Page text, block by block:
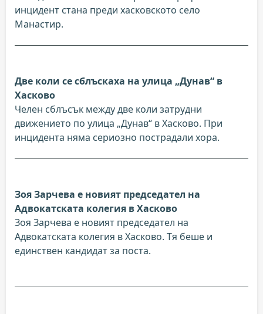
инцидент стана преди хасковското село
Манастир.
Две коли се сблъскаха на улица „Дунав“ в
Хасково
Челен сблъсък между две коли затрудни
движението по улица „Дунав“ в Хасково. При
инцидента няма сериозно пострадали хора.
Зоя Зарчева е новият председател на
Адвокатската колегия в Хасково
Зоя Зарчева е новият председател на
Адвокатската колегия в Хасково. Тя беше и
единствен кандидат за поста.